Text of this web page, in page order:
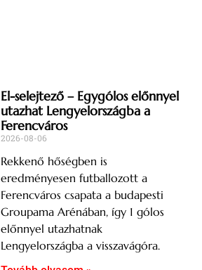
El-selejtező – Egygólos előnnyel
utazhat Lengyelországba a
Ferencváros
2026-08-06
Rekkenő hőségben is
eredményesen futballozott a
Ferencváros csapata a budapesti
Groupama Arénában, így 1 gólos
előnnyel utazhatnak
Lengyelországba a visszavágóra.